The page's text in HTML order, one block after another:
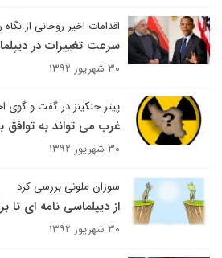
اقدامات اخیر روحانی از
سرعت تغییرات در
۳۰ شهریور ۱۳۹۲
پیتر جنکینز در گفت و گوی
غرب می تواند به توافق
۳۰ شهریور ۱۳۹۲
سوزان ملونی بررسی کرد
از دیپلماسی نامه ای تا
۳۰ شهریور ۱۳۹۲